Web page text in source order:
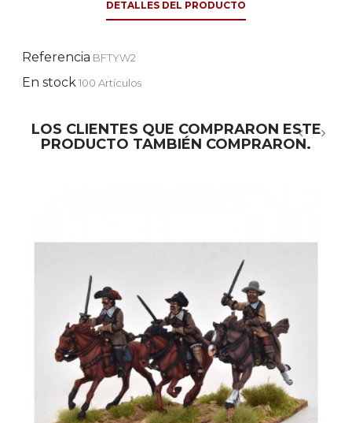
DETALLES DEL PRODUCTO
Referencia BFTYW2
En stock100 Artículos
LOS CLIENTES QUE COMPRARON ESTE
PRODUCTO TAMBIÉN COMPRARON.